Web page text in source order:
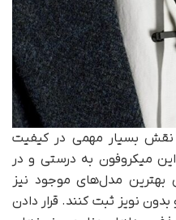
نقش بسیار مهمی در کیفیت
میکروفون به درستی و در
مدل‌های موجود نیز
نویز ثبت کنند. قرار دادن